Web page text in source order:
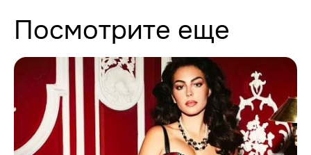
Посмотрите еще